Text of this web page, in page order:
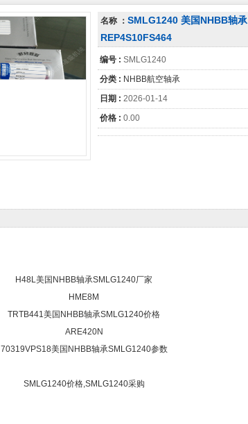
名称 ： SMLG1240 美国NHBB轴承
REP4S10FS464
编号 : SMLG1240
分类 : NHBB航空轴承
日期 : 2026-01-14
价格 : 0.00
H48L美国NHBB轴承SMLG1240厂家
HME8M
TRTB441美国NHBB轴承SMLG1240价格
ARE420N
70319VPS18美国NHBB轴承SMLG1240参数
SMLG1240价格,SMLG1240采购